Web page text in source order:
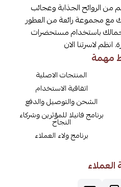
من الروائح الجذابة وعجائب
مع مجموعة رائعة من العطور
باستخدام مستحضرات
انظم لاسرتنا الان
مهمة
المنتجات الاصلية
اتفاقية الاستخدام
الشحن والتوصيل والدفع
برنامج فانيلا للمؤثرين وشركاء
النجاح
برنامج ولاء العملاء